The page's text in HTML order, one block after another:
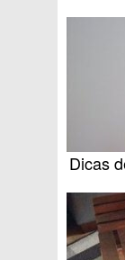
Dicas